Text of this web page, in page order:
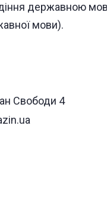
державною
мови).
Свободи 4